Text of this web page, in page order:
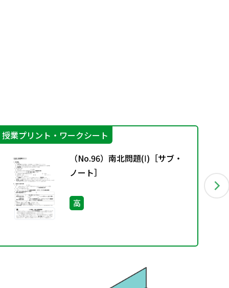
授業プリント・ワークシート
（No.96）南北問題(Ⅰ)［サブ・
ノート］
高